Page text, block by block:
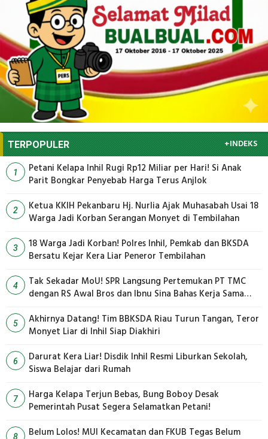
TERPOPULER +INDEKS
1
Petani Kelapa Inhil Rugi Rp12 Miliar per Hari! Si Anak
Parit Bongkar Penyebab Harga Terus Anjlok
2
Ketua KKIH Pekanbaru Hj. Nurlia Ajak Muhasabah Usai 18
Warga Jadi Korban Serangan Monyet di Tembilahan
3
18 Warga Jadi Korban! Polres Inhil, Pemkab dan BKSDA
Bersatu Kejar Kera Liar Peneror Tembilahan
4
Tak Sekadar MoU! SPR Langsung Pertemukan PT TMC
dengan RS Awal Bros dan Ibnu Sina Bahas Kerja Sama
5
Akhirnya Datang! Tim BBKSDA Riau Turun Tangan, Teror
Monyet Liar di Inhil Siap Diakhiri
6
Darurat Kera Liar! Disdik Inhil Resmi Liburkan Sekolah,
Siswa Belajar dari Rumah
7
Harga Kelapa Terjun Bebas, Bung Boboy Desak
Pemerintah Pusat Segera Selamatkan Petani!
8
Belum Lolos! MUI Kecamatan dan FKUB Tegas Belum